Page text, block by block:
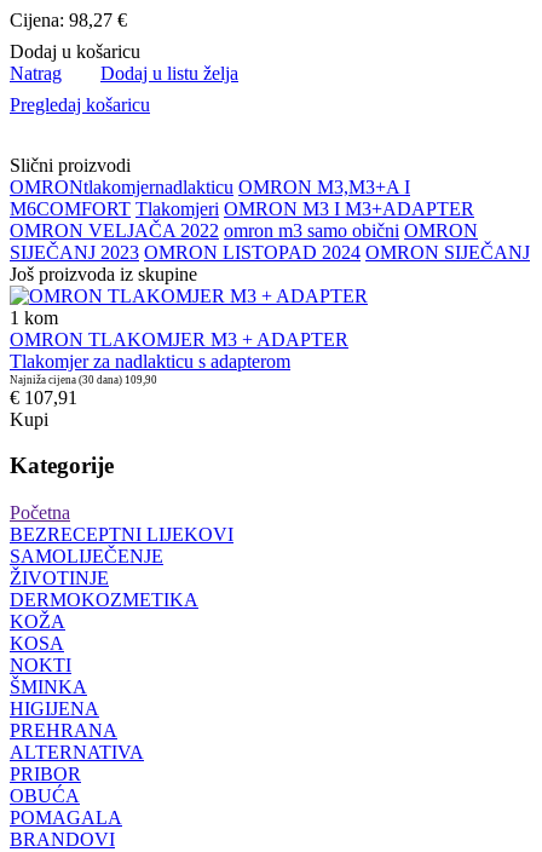
Cijena: 98,27 €
Dodaj u košaricu
Natrag
Dodaj u listu želja
Pregledaj košaricu
Slični proizvodi
OMRONtlakomjernadlakticu OMRON M3,M3+A I
M6COMFORT Tlakomjeri OMRON M3 I M3+ADAPTER
OMRON VELJAČA 2022 omron m3 samo obični OMRON
SIJEČANJ 2023 OMRON LISTOPAD 2024 OMRON SIJEČANJ
Još proizvoda iz skupine
1 kom
OMRON TLAKOMJER M3 + ADAPTER
Tlakomjer za nadlakticu s adapterom
Najniža cijena (30 dana) 109,90
€ 107,91
Kupi
Kategorije
Početna
BEZRECEPTNI LIJEKOVI
SAMOLIJEČENJE
ŽIVOTINJE
DERMOKOZMETIKA
KOŽA
KOSA
NOKTI
ŠMINKA
HIGIJENA
PREHRANA
ALTERNATIVA
PRIBOR
OBUĆA
POMAGALA
BRANDOVI